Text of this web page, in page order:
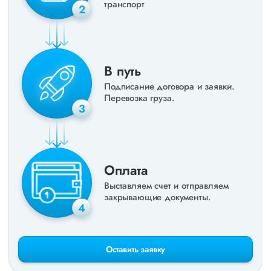
2
транспорт
3
В путь
Подписание договора и заявки.
Перевозка груза.
4
Оплата
Выставляем счет и отправляем
закрывающие документы.
Оставить заявку